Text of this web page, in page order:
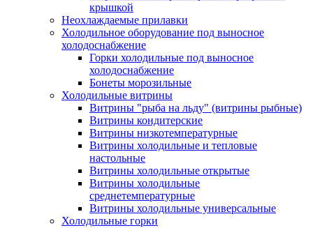
крышкой
Неохлаждаемые прилавки
Холодильное оборудование под выносное
холодоснабжение
Горки холодильные под выносное
холодоснабжение
Бонеты морозильные
Холодильные витрины
Витрины "рыба на льду" (витрины рыбные)
Витрины кондитерские
Витрины низкотемпературные
Витрины холодильные и тепловые
настольные
Витрины холодильные открытые
Витрины холодильные
среднетемпературные
Витрины холодильные универсальные
Холодильные горки